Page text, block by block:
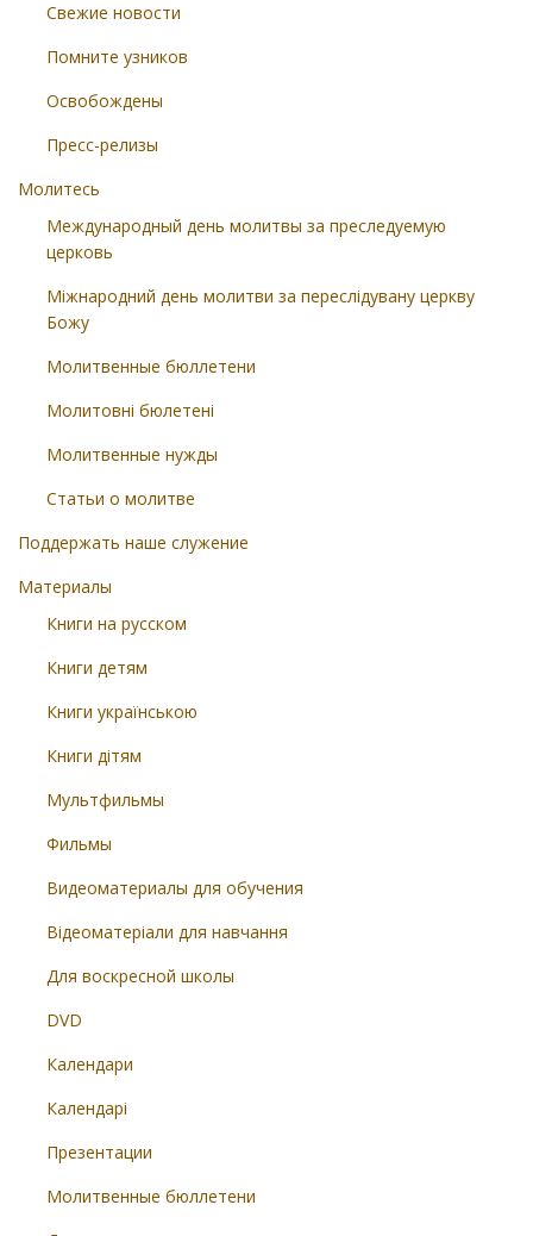
Свежие новости
Помните узников
Освобождены
Пресс-релизы
Молитесь
Международный день молитвы за преследуемую
церковь
Міжнародний день молитви за переслідувану церкву
Божу
Молитвенные бюллетени
Молитовні бюлетені
Молитвенные нужды
Статьи о молитве
Поддержать наше служение
Материалы
Книги на русском
Книги детям
Книги українською
Книги дітям
Мультфильмы
Фильмы
Видеоматериалы для обучения
Відеоматеріали для навчання
Для воскресной школы
DVD
Календари
Календарі
Презентации
Молитвенные бюллетени